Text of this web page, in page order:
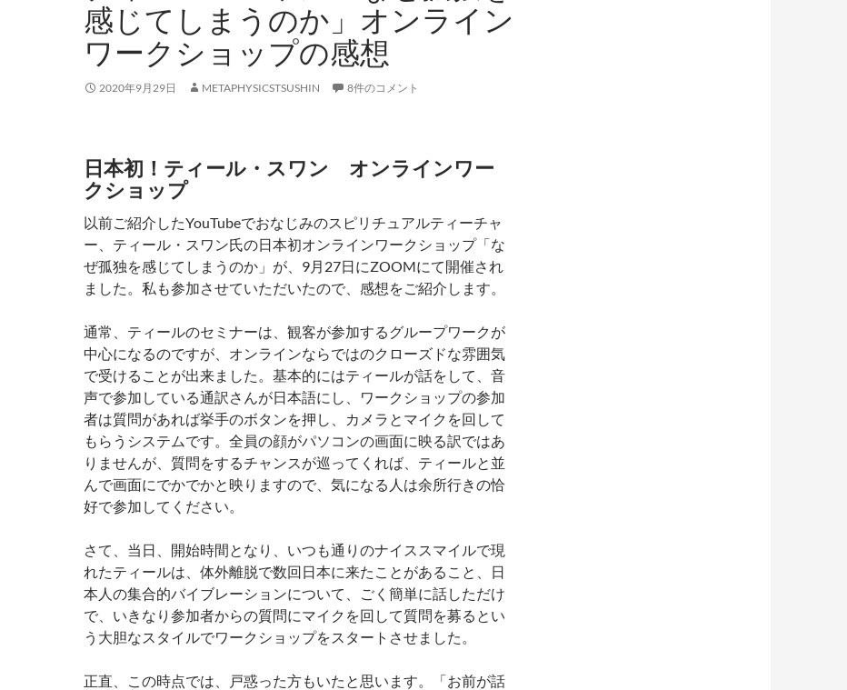
感じてしまうのか」オンライン
ワークショップの感想
2020年9月29日 METAPHYSICSTSUSHIN 8件のコメント
日本初！ティール・スワン オンラインワー
クショップ
以前ご紹介したYouTubeでおなじみのスピリチュアルティーチャ
ー、ティール・スワン氏の日本初オンラインワークショップ「な
ぜ孤独を感じてしまうのか」が、9月27日にZOOMにて開催され
ました。私も参加させていただいたので、感想をご紹介します。
通常、ティールのセミナーは、観客が参加するグループワークが
中心になるのですが、オンラインならではのクローズドな雰囲気
で受けることが出来ました。基本的にはティールが話をして、音
声で参加している通訳さんが日本語にし、ワークショップの参加
者は質問があれば挙手のボタンを押し、カメラとマイクを回して
もらうシステムです。全員の顔がパソコンの画面に映る訳ではあ
りませんが、質問をするチャンスが巡ってくれば、ティールと並
んで画面にでかでかと映りますので、気になる人は余所行きの恰
好で参加してください。
さて、当日、開始時間となり、いつも通りのナイススマイルで現
れたティールは、体外離脱で数回日本に来たことがあること、日
本人の集合的バイブレーションについて、ごく簡単に話しただけ
で、いきなり参加者からの質問にマイクを回して質問を募るとい
う大胆なスタイルでワークショップをスタートさせました。
正直、この時点では、戸惑った方もいたと思います。「お前が話